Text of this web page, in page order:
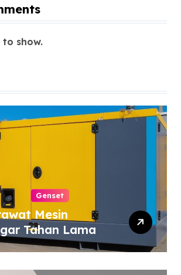
show.
Genset
Mesin
Tahan Lama